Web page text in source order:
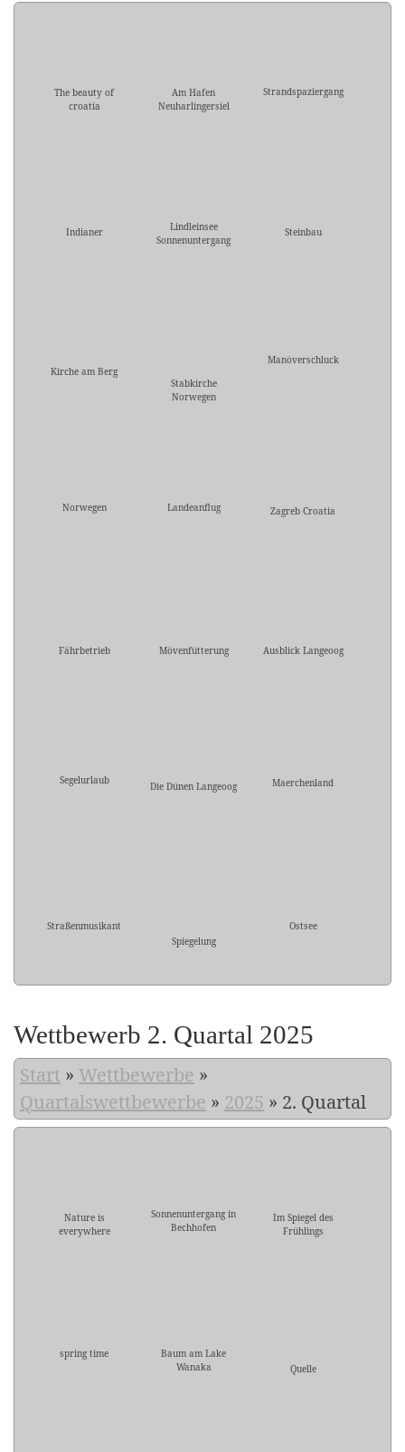
The beauty of
croatia
Am Hafen
Neuharlingersiel
Strandspaziergang
Indianer
Lindleinsee
Sonnenuntergang
Steinbau
Kirche am Berg
Stabkirche
Norwegen
Manöverschluck
Norwegen Landeanflug Zagreb Croatia
Fährbetrieb Mövenfütterung Ausblick Langeoog
Segelurlaub Die Dünen Langeoog Maerchenland
Straßenmusikant
Spiegelung
Ostsee
Wettbewerb 2. Quartal 2025
Start » Wettbewerbe »
Quartalswettbewerbe » 2025 » 2. Quartal
Nature is
everywhere
Sonnenuntergang in
Bechhofen
Im Spiegel des
Frühlings
spring time
Baum am Lake
Wanaka
Quelle